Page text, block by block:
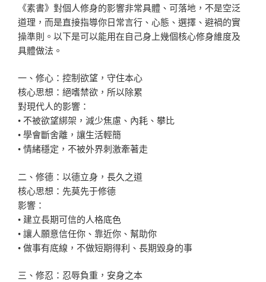
《素書》對個人修身的影響非常具體、可落地，不是空泛
道理，而是直接指導你日常言行、心態、選擇、避禍的實
操準則。以下是可以能用在自己身上幾個核心修身維度及
具體做法。
一、修心：控制欲望，守住本心
核心思想：絕嗜禁欲，所以除累
對現代人的影響：
• 不被欲望綁架，減少焦慮、內耗、攀比
• 學會斷舍離，讓生活輕簡
• 情緒穩定，不被外界刺激牽著走
二、修德：以德立身，長久之道
核心思想：先莫先于修德
影響：
• 建立長期可信的人格底色
• 讓人願意信任你、靠近你、幫助你
• 做事有底線，不做短期得利、長期毀身的事
三、修忍：忍辱負重，安身之本